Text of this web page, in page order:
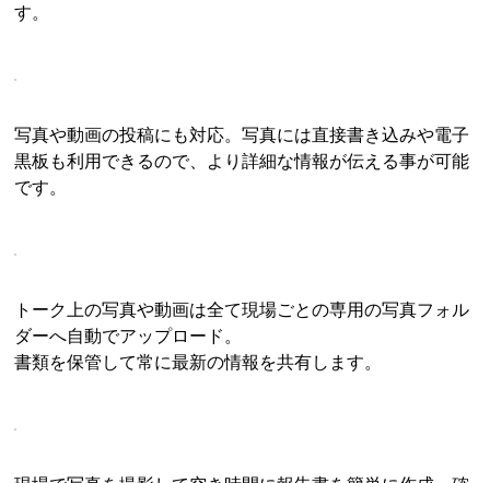
す。
写真や動画の投稿にも対応。写真には直接書き込みや電子
黒板も利用できるので、より詳細な情報が伝える事が可能
です。
トーク上の写真や動画は全て現場ごとの専用の写真フォル
ダーへ自動でアップロード。
書類を保管して常に最新の情報を共有します。